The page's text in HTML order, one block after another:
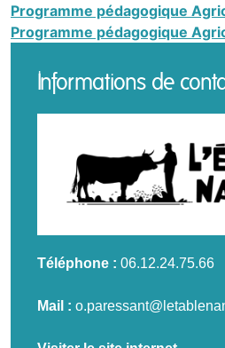
Programme pédagogique
Programme pédagogique
Informations de
Téléphone : 06.12.24.75.66
Mail :